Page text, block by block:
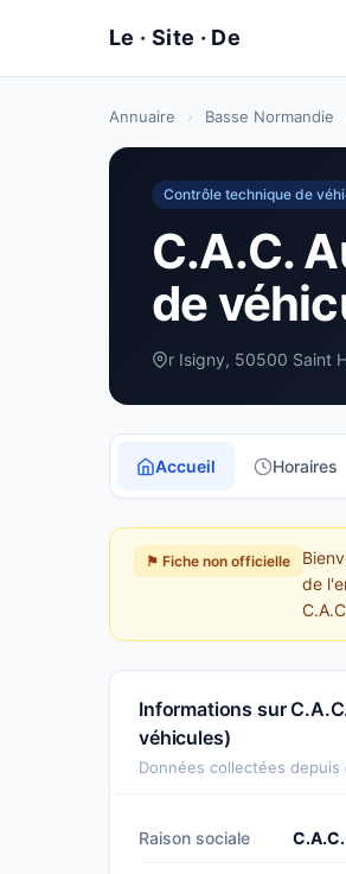
Annuaire › Basse Normandie
Contrôle technique de
C.A.C.
de
r Isigny, 50500 Saint
Accueil Horaires
⚑ Fiche non officielle
de
Informations sur
véhicules)
Données collectées
Raison sociale